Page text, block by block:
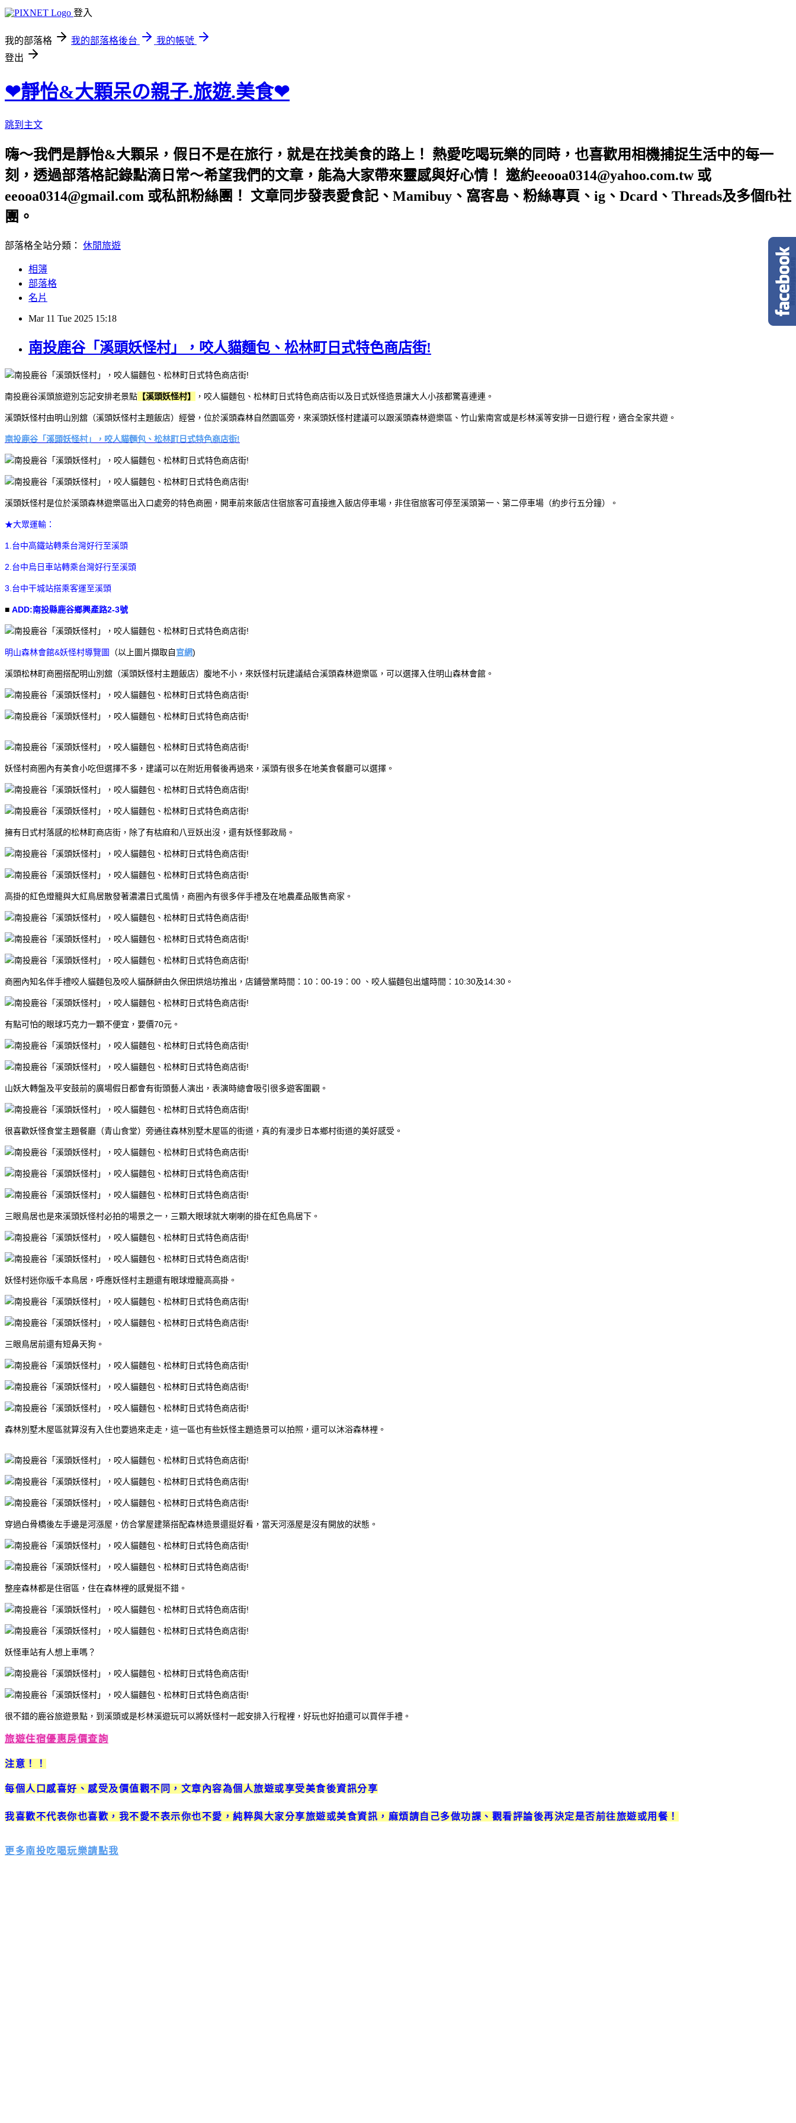
登入
我的部落格 我的部落格後台
我的帳號
登出
❤靜怡&大顆呆の親子.旅遊.美食❤
跳到主文
嗨～我們是靜怡&大顆呆，假日不是在旅行，就是在找美食的路上！ 熱愛吃喝玩樂的同時，也喜歡用相機捕捉生活中的每一
刻，透過部落格記錄點滴日常～希望我們的文章，能為大家帶來靈感與好心情！ 邀約eeooa0314@yahoo.com.tw 或
eeooa0314@gmail.com 或私訊粉絲團！ 文章同步發表愛食記、Mamibuy、窩客島、粉絲專頁、ig、Dcard、Threads及多個fb社
團。
部落格全站分類： 休閒旅遊
相簿
部落格
名片
Mar 11 Tue 2025 15:18
南投鹿谷「溪頭妖怪村」，咬人貓麵包、松林町日式特色商店街!
南投鹿谷溪頭旅遊別忘記安排老景點 【溪頭妖怪村】 ，咬人貓麵包、松林町日式特色商店街以及日式妖怪造景讓大人小孩都驚喜連連。
溪頭妖怪村由明山別舘（溪頭妖怪村主題飯店）經營，位於溪頭森林自然園區旁，來溪頭妖怪村建議可以跟溪頭森林遊樂區、竹山紫南宮或是杉林溪等安排一日遊行程，適合全家共遊。
南投鹿谷「溪頭妖怪村」，咬人貓麵包、松林町日式特色商店街!
溪頭妖怪村是位於溪頭森林遊樂區出入口處旁的特色商圈，開車前來飯店住宿旅客可直接進入飯店停車場，非住宿旅客可停至溪頭第一、第二停車場（約步行五分鐘）。
★大眾運輸：
1.台中高鐵站轉乘台灣好行至溪頭
2.台中烏日車站轉乘台灣好行至溪頭
3.台中干城站搭乘客運至溪頭
■ ADD:南投縣鹿谷鄉興產路2-3號
明山森林會館&妖怪村導覽圖 （以上圖片擷取自官網)
溪頭松林町商圈搭配明山別舘（溪頭妖怪村主題飯店）腹地不小，來妖怪村玩建議結合溪頭森林遊樂區，可以選擇入住明山森林會館。
妖怪村商圈內有美食小吃但選擇不多，建議可以在附近用餐後再過來，溪頭有很多在地美食餐廳可以選擇。
擁有日式村落感的松林町商店街，除了有枯麻和八豆妖出沒，還有妖怪郵政局。
高掛的紅色燈籠與大紅鳥居散發著濃濃日式風情，商圈內有很多伴手禮及在地農產品販售商家。
商圈內知名伴手禮咬人貓麵包及咬人貓酥餅由久保田烘焙坊推出，店鋪營業時間：10：00-19：00 、咬人貓麵包出爐時間：10:30及14:30。
有點可怕的眼球巧克力一顆不便宜，要價70元。
山妖大轉盤及平安鼓前的廣場假日都會有街頭藝人演出，表演時總會吸引很多遊客圍觀。
很喜歡妖怪食堂主題餐廳（青山食堂）旁通往森林別墅木屋區的街道，真的有漫步日本鄉村街道的美好感受。
三眼鳥居也是來溪頭妖怪村必拍的場景之一，三顆大眼球就大喇喇的掛在紅色鳥居下。
妖怪村迷你版千本鳥居，呼應妖怪村主題還有眼球燈籠高高掛。
三眼鳥居前還有短鼻天狗。
森林別墅木屋區就算沒有入住也要過來走走，這一區也有些妖怪主題造景可以拍照，還可以沐浴森林裡。
穿過白骨橋後左手邊是河漲屋，仿合掌屋建築搭配森林造景還挺好看，當天河漲屋是沒有開放的狀態。
整座森林都是住宿區，住在森林裡的感覺挺不錯。
妖怪車站有人想上車嗎？
很不錯的鹿谷旅遊景點，到溪頭或是杉林溪遊玩可以將妖怪村一起安排入行程裡，好玩也好拍還可以買伴手禮。
旅遊住宿優惠房價查詢
注意！！
每個人口感喜好、感受及價值觀不同，文章內容為個人旅遊或享受美食後資訊分享
我喜歡不代表你也喜歡，我不愛不表示你也不愛， 純粹與大家分享旅遊或美食資訊，麻煩請自己多做功課、觀看評論後再決定是否前往旅遊或用餐！
更多南投吃喝玩樂請點我